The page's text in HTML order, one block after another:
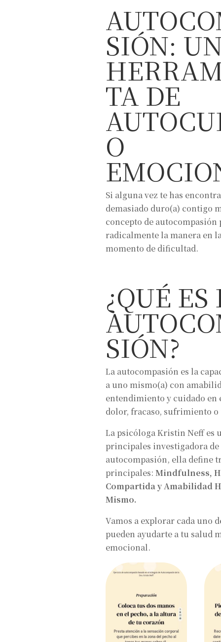
SIÓN:
TA DE
O
Si alguna vez te has
demasiado duro(a) contigo
concepto de autocompasión
radicalmente la manera en
momento de dificultad.
¿QUÉ ES
SIÓN?
La autocompasión es la
a uno mismo(a) con
entendimiento y cuidado en
dolor, fracaso, sufrimiento
La psicóloga Kristin Neff es
principales investigadora de
autocompasión, ella define
principales: Mindfulness,
Compartida y Amabilidad
Mismo.
Vamos a explorar cada uno
pueden ayudarte a tu salud
emocional.